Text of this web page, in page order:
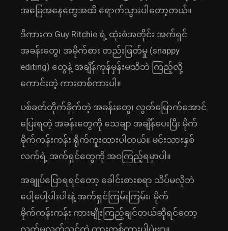
အခြေအနေတွေအထိ ရောက်သွားပါတော့တယ်။
ဒီကားက Guy Ritchie ရဲ့ ထုံးစံအတိုင်း အက်ရှင်
အခန်းတွေ၊ အမိုက်စား တည်းဖြတ်မှု (snappy
editing) တွေနဲ့ အချိန်ကုန်မှန်းမသိဘဲ ကြည့်လို့
ကောင်းတဲ့ ကားတစ်ကားပါ။
ပစ်ခတ်တိုက်ခိုက်တဲ့ အခန်းတွေ၊ လွတ်မြောက်အောင်
ပြေးရတဲ့ အခန်းတွေကို သေချာ အချိန်ပေးပြီး မိုက်
မိုက်ကန်းကန်း ရိုက်ကူးထားပါတယ်။ မင်းသားနှစ်
လက်ရဲ့ အက်ရှင်တွေကို အဝကြည့်ရမှာပါ။
အချုပ်ပြောရရင်တော့ ခေါင်းစားစရာ သိပ်မလိုဘဲ
ပေါ့ပေါ့ပါးပါးနဲ့ အက်ရှင်ကြမ်းကြမ်း၊ မိုက်
မိုက်ကန်းကန်း ကားမျိုးကြည့်ချင်တယ်ဆိုရင်တော့